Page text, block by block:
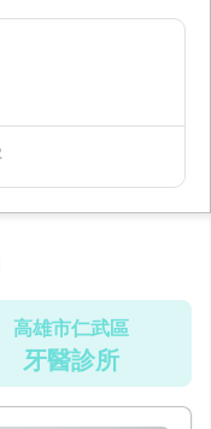
高雄市仁武區
牙醫診所